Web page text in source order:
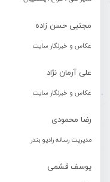
مجتبی حسن زاده
عکاس و خبرنگار سایت
علی آرمان نژاد
عکاس و خبرنگار سایت
رضا محمودی
مدیریت رسانه رادیو بندر
یوسف قشمی